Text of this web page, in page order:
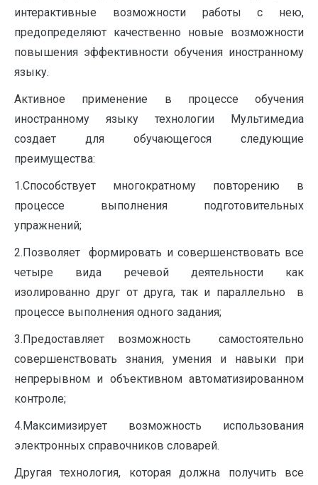
интерактивные возможности работы с нею,
предопределяют качественно новые возможности
повышения эффективности обучения иностранному
языку.
Активное применение в процессе обучения
иностранному языку технологии Мультимедиа
создает для обучающегося следующие
преимущества:
1.Способствует многократному повторению в
процессе выполнения подготовительных
упражнений;
2.Позволяет формировать и совершенствовать все
четыре вида речевой деятельности как
изолированно друг от друга, так и параллельно в
процессе выполнения одного задания;
3.Предоставляет возможность самостоятельно
совершенствовать знания, умения и навыки при
непрерывном и объективном автоматизированном
контроле;
4.Максимизирует возможность использования
электронных справочников словарей.
Другая технология, которая должна получить все